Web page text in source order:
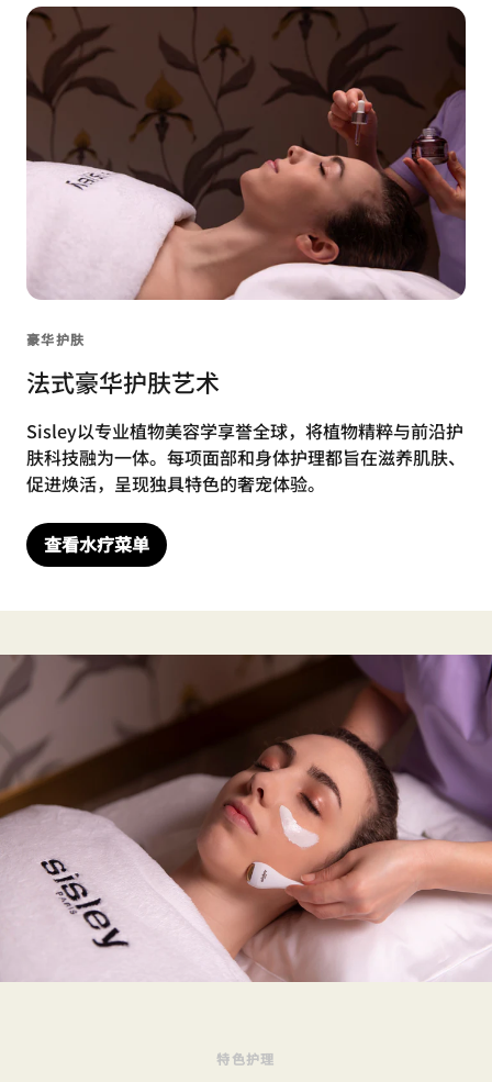
豪华护肤
法式豪华护肤艺术
Sisley以专业植物美容学享誉全球，将植物精粹与前沿护
肤科技融为一体。每项面部和身体护理都旨在滋养肌肤、
促进焕活，呈现独具特色的奢宠体验。
查看水疗菜单
特色护理